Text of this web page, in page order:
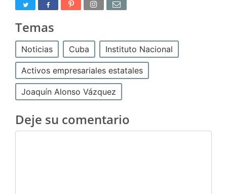
Temas
Noticias Cuba Instituto Nacional
Activos empresariales estatales
Joaquín Alonso Vázquez
Deje su comentario